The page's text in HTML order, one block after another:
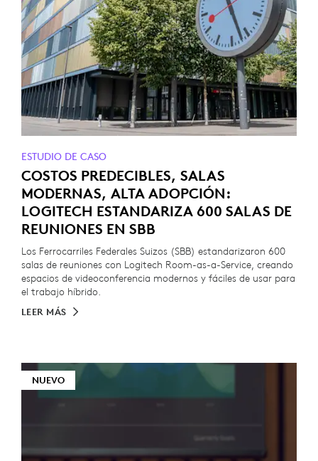
ESTUDIO DE CASO
COSTOS PREDECIBLES, SALAS
MODERNAS, ALTA ADOPCIÓN:
LOGITECH ESTANDARIZA 600 SALAS DE
REUNIONES EN SBB
Los Ferrocarriles Federales Suizos (SBB) estandarizaron 600
salas de reuniones con Logitech Room-as-a-Service, creando
espacios de videoconferencia modernos y fáciles de usar para
el trabajo híbrido.
LEER MÁS
NUEVO